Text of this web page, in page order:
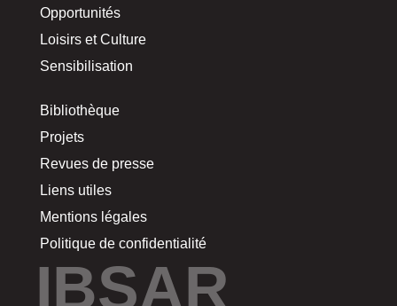
Opportunités
Loisirs et Culture
Sensibilisation
Bibliothèque
Projets
Revues de presse
Liens utiles
Mentions légales
Politique de confidentialité
IBSAR